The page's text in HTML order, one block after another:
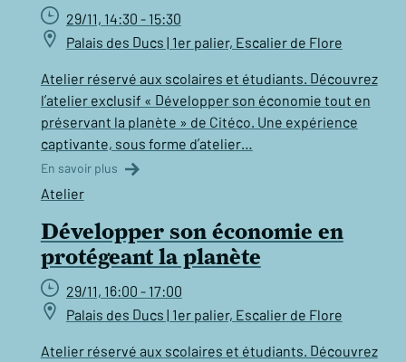
29/11, 14:30 - 15:30
Palais des Ducs | 1er palier, Escalier de Flore
Atelier réservé aux scolaires et étudiants. Découvrez
l’atelier exclusif « Développer son économie tout en
préservant la planète » de Citéco. Une expérience
captivante, sous forme d’atelier…
En savoir plus
Atelier
Développer son économie en
protégeant la planète
29/11, 16:00 - 17:00
Palais des Ducs | 1er palier, Escalier de Flore
Atelier réservé aux scolaires et étudiants. Découvrez